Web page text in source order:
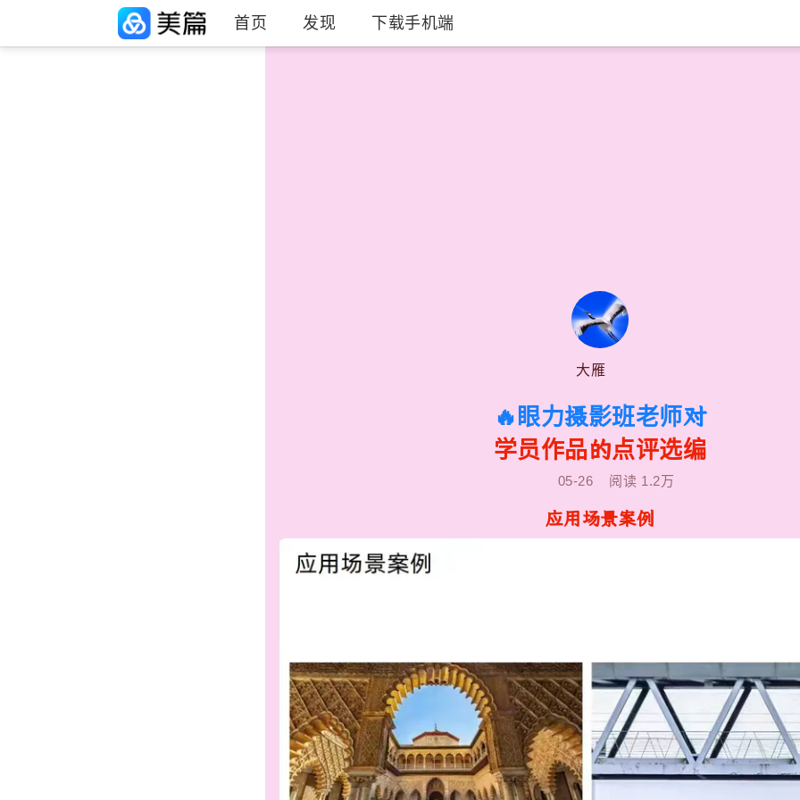
首页 发现 下载手机端
大雁
🔥眼力摄影班老师对
学员作品的点评选编
05-26 阅读 1.2万
应用场景案例